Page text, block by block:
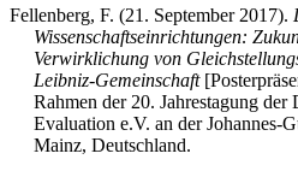
Fellenberg, F. (21. September 2017).
Wissenschaftseinrichtungen:
Verwirklichung von
Leibniz-Gemeinschaft
Rahmen der 20. Jahrestagung
Evaluation e.V. an der Johannes-
Mainz, Deutschland.